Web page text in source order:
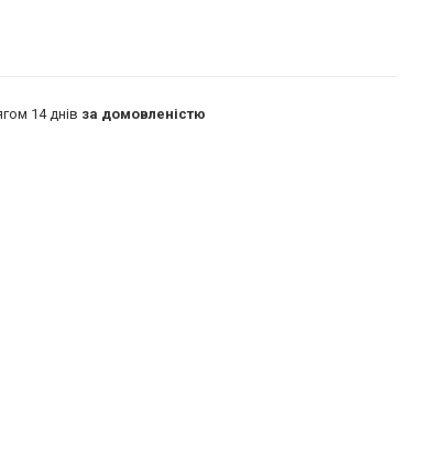
14 днів за домовленістю